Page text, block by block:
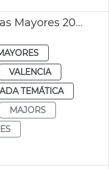
Actividades para Personas Mayores 2026-2027
VALENCIA
TEMÁTICA
MAJORS